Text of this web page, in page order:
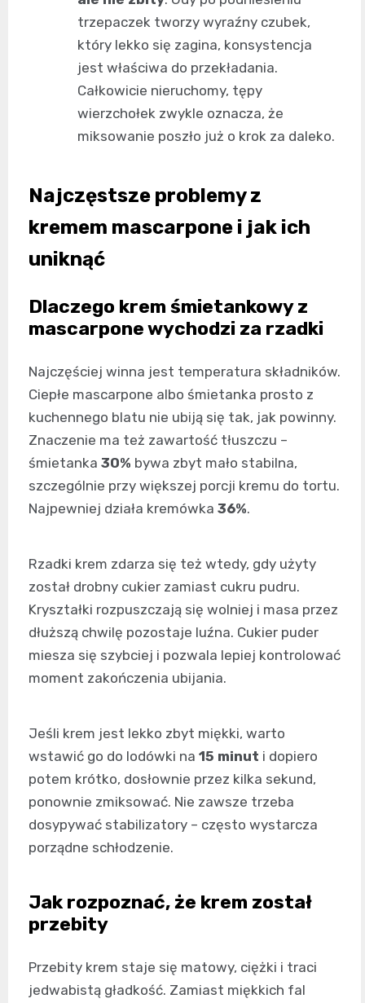
trzepaczek tworzy wyraźny czubek,
który lekko się zagina, konsystencja
jest właściwa do przekładania.
Całkowicie nieruchomy, tępy
wierzchołek zwykle oznacza, że
miksowanie poszło już o krok za daleko.
Najczęstsze problemy z
kremem mascarpone i jak ich
uniknąć
Dlaczego krem śmietankowy z
mascarpone wychodzi za rzadki
Najczęściej winna jest temperatura składników.
Ciepłe mascarpone albo śmietanka prosto z
kuchennego blatu nie ubiją się tak, jak powinny.
Znaczenie ma też zawartość tłuszczu –
śmietanka 30% bywa zbyt mało stabilna,
szczególnie przy większej porcji kremu do tortu.
Najpewniej działa kremówka 36%.
Rzadki krem zdarza się też wtedy, gdy użyty
został drobny cukier zamiast cukru pudru.
Kryształki rozpuszczają się wolniej i masa przez
dłuższą chwilę pozostaje luźna. Cukier puder
miesza się szybciej i pozwala lepiej kontrolować
moment zakończenia ubijania.
Jeśli krem jest lekko zbyt miękki, warto
wstawić go do lodówki na 15 minut i dopiero
potem krótko, dosłownie przez kilka sekund,
ponownie zmiksować. Nie zawsze trzeba
dosypywać stabilizatory – często wystarcza
porządne schłodzenie.
Jak rozpoznać, że krem został
przebity
Przebity krem staje się matowy, ciężki i traci
jedwabistą gładkość. Zamiast miękkich fal